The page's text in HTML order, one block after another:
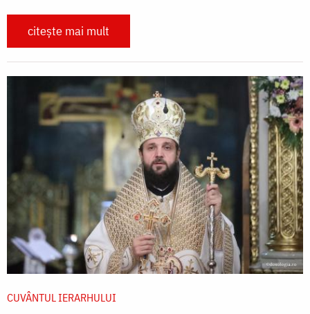
citește mai mult
CUVÂNTUL IERARHULUI